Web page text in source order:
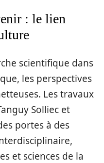
: le lien
scientifique dans
les perspectives
Les travaux
Solliec et
portes à des
et sciences de la